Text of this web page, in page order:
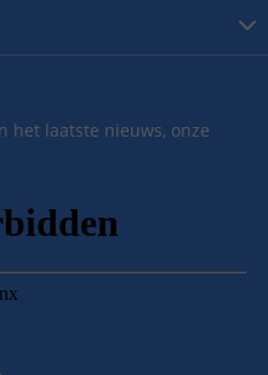
het laatste nieuws, onze